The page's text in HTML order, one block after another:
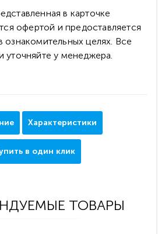
в карточке
офертой и предоставляется
ознакомительных целях. Все
уточняйте у менеджера.
Характеристики
в один клик
ТОВАРЫ